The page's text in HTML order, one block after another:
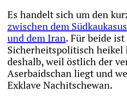
Es handelt sich um den
zwischen dem
und dem Iran. Für beide
Sicherheitspolitisch heikel
deshalb, weil östlich der
Aserbaidschan liegt und
Exklave Nachitschewan.